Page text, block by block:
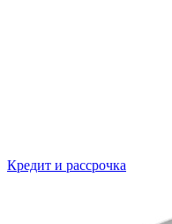
Кредит и рассрочка